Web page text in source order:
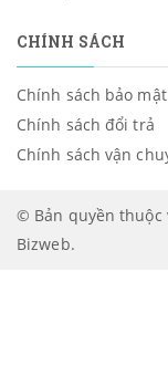
CHÍNH SÁCH
Chính sách bảo
Chính sách đổi trả
Chính sách vận
© Bản quyền thuộc
Bizweb.